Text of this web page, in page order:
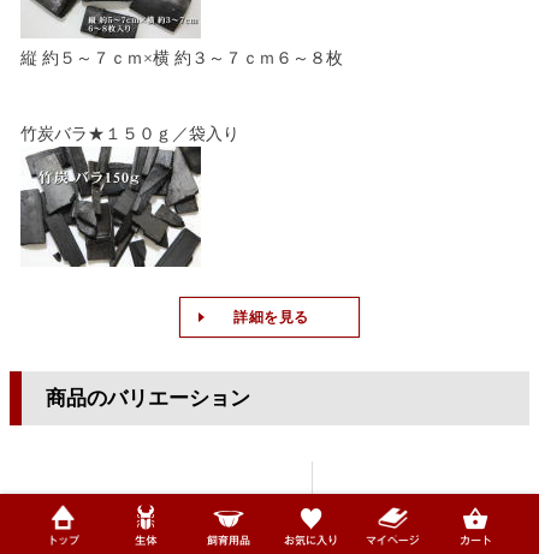
縦 約５～７ｃｍ×横 約３～７ｃｍ６～８枚
竹炭バラ★１５０ｇ／袋入り
詳細を見る
商品のバリエーション
竹炭★100ｇ袋入り 竹炭バラ★150g袋入り